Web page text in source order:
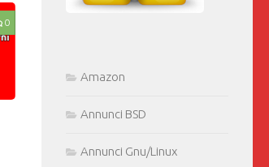
0
Amazon
Annunci BSD
Annunci Gnu/Linux